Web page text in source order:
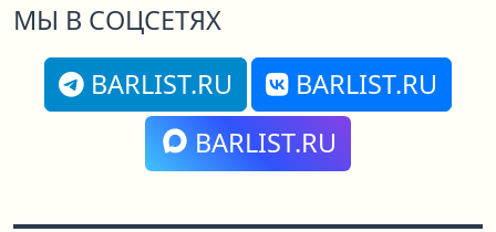
МЫ В СОЦСЕТЯХ
BARLIST.RU
BARLIST.RU
BARLIST.RU